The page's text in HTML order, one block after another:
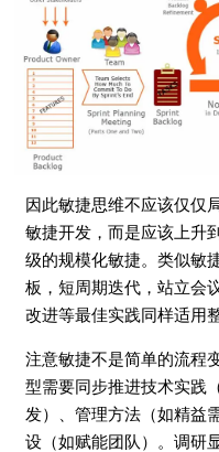
因此敏捷思维不应该仅仅
敏捷开发，而是应该上升
级的规模化敏捷。类似敏
板，短周期迭代，站立会
改进等最佳实践同样适用
注意敏捷不是简单的流程
型需要同步推进技术实践
发）、管理方法（如精益
设（如赋能团队）。调研